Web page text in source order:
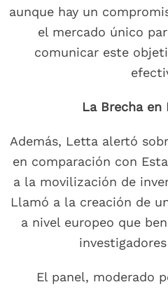
aunque hay un
el mercado único
comunicar este
La Brecha en
Además, Letta alertó
en comparación con
a la movilización de
Llamó a la creación de
a nivel europeo que
El panel, moderado